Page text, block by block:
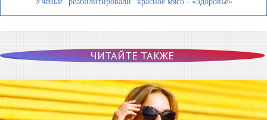
ЧИТАЙТЕ ТАКЖЕ